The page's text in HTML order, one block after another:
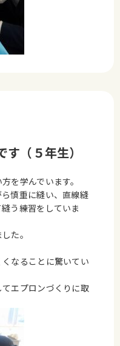
（５年生）
を学んでいます。
慎重に縫い、直線縫
う練習をしていま
た。
くなることに驚いてい
エプロンづくりに取